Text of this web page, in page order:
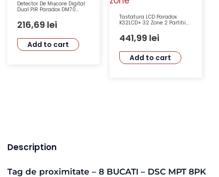
Detector De Mișcare Digital
Dual PIR Paradox DM70
Animale
216,69 lei
Add to cart
Tastatura LCD Paradox
K32LCD+ 32 Zone 2 Partitii
D
441,99 lei
Add to cart
Description
Tag de proximitate – 8 BUCATI – DSC MPT 8PK